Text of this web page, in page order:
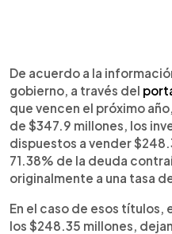
De acuerdo a la
gobierno, a través del
que vencen el próximo
de $347.9 millones, los
dispuestos a vender
71.38% de la deuda
originalmente a una tasa
En el caso de esos títulos,
los $248.35 millones,